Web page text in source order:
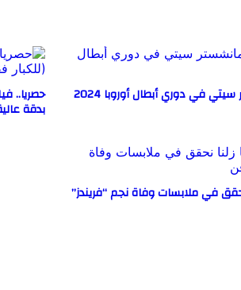
في دوري أبطال أوروبا 2024
بدقة
في ملابسات وفاة نجم “فريندز”